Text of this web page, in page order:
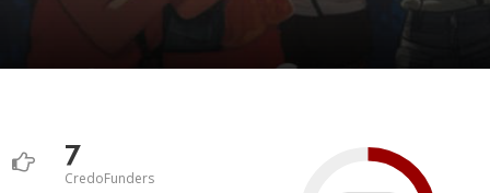
7
CredoFunders